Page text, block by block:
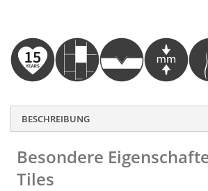
exercitation ullamco laboris nisi ut
commodo consequat.
exercitation ullamco laboris nisi ut
commodo consequat.
exercitation ullamco laboris nisi ut
commodo consequat.
BESCHREIBUNG
Besondere
Tiles